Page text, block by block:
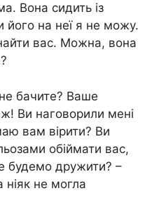
Вона сидить із
його на неї я не можу.
вас. Можна, вона
бачите? Ваше
Ви наговорили мені
вам вірити? Ви
обіймати вас,
будемо дружити? –
не могла